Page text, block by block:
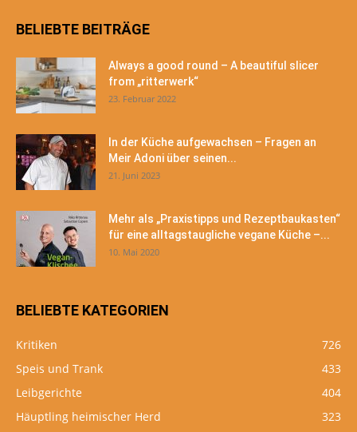
BELIEBTE BEITRÄGE
Always a good round – A beautiful slicer
from „ritterwerk“
23. Februar 2022
In der Küche aufgewachsen – Fragen an
Meir Adoni über seinen...
21. Juni 2023
Mehr als „Praxistipps und Rezeptbaukasten“
für eine alltagstaugliche vegane Küche –...
10. Mai 2020
BELIEBTE KATEGORIEN
Kritiken
726
Speis und Trank
433
Leibgerichte
404
Häuptling heimischer Herd
323